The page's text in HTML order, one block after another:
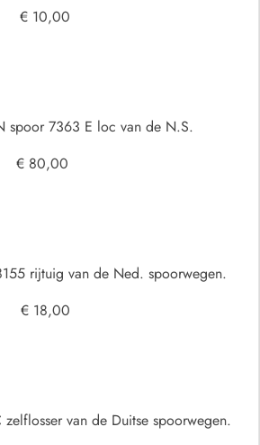
€ 10,00
spoor 7363 E loc van de N.S.
€ 80,00
rijtuig van de Ned. spoorwegen.
€ 18,00
van de Duitse spoorwegen.